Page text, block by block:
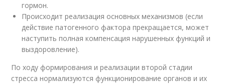
гормон.
Происходит реализация основных механизмов (если
действие патогенного фактора прекращается, может
наступить полная компенсация нарушенных функций и
выздоровление).
По ходу формирования и реализации второй стадии
стресса нормализуются функционирование органов и их